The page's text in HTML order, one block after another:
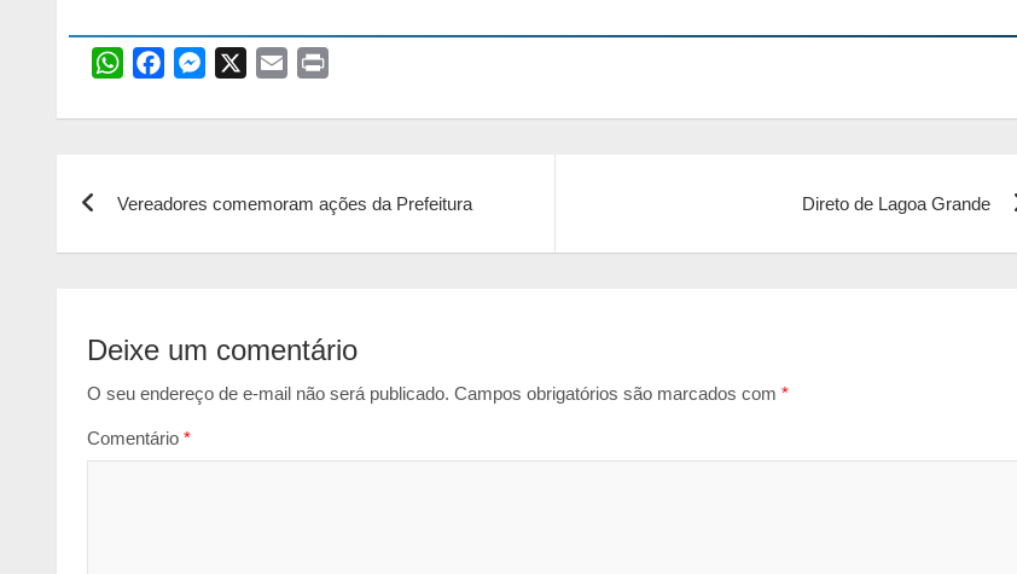
W
a
p
c
o
s
g
a
i
Vereadores comemoram ações da Prefeitura Direto de Lagoa Grande
Deixe um comentário
O seu endereço de e-mail não será publicado. Campos obrigatórios são marcados com *
Comentário *